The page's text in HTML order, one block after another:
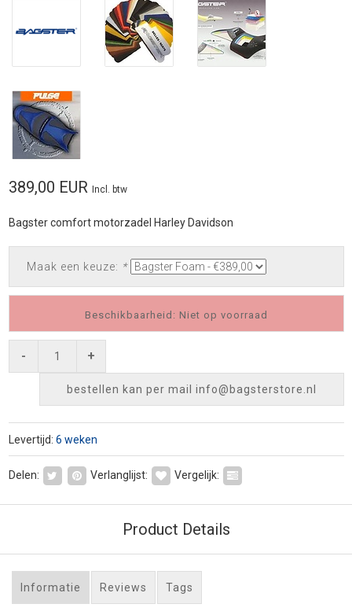
389,00 EUR Incl. btw
Bagster comfort motorzadel Harley Davidson
Maak een keuze: *
Beschikbaarheid: Niet op voorraad
- +
bestellen kan per mail info@bagsterstore.nl
Levertijd: 6 weken
Delen: Verlanglijst: Vergelijk:
Product Details
Informatie Reviews Tags